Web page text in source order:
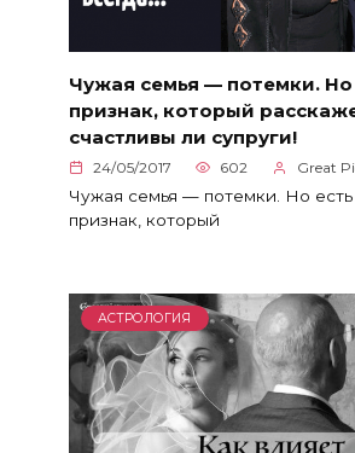
Чужая семья — потемки. Но
признак, который
счастливы ли супруги!
24/05/2017 602 Great
Чужая семья — потемки. Но есть
признак, который
АСТРОЛОГИЯ